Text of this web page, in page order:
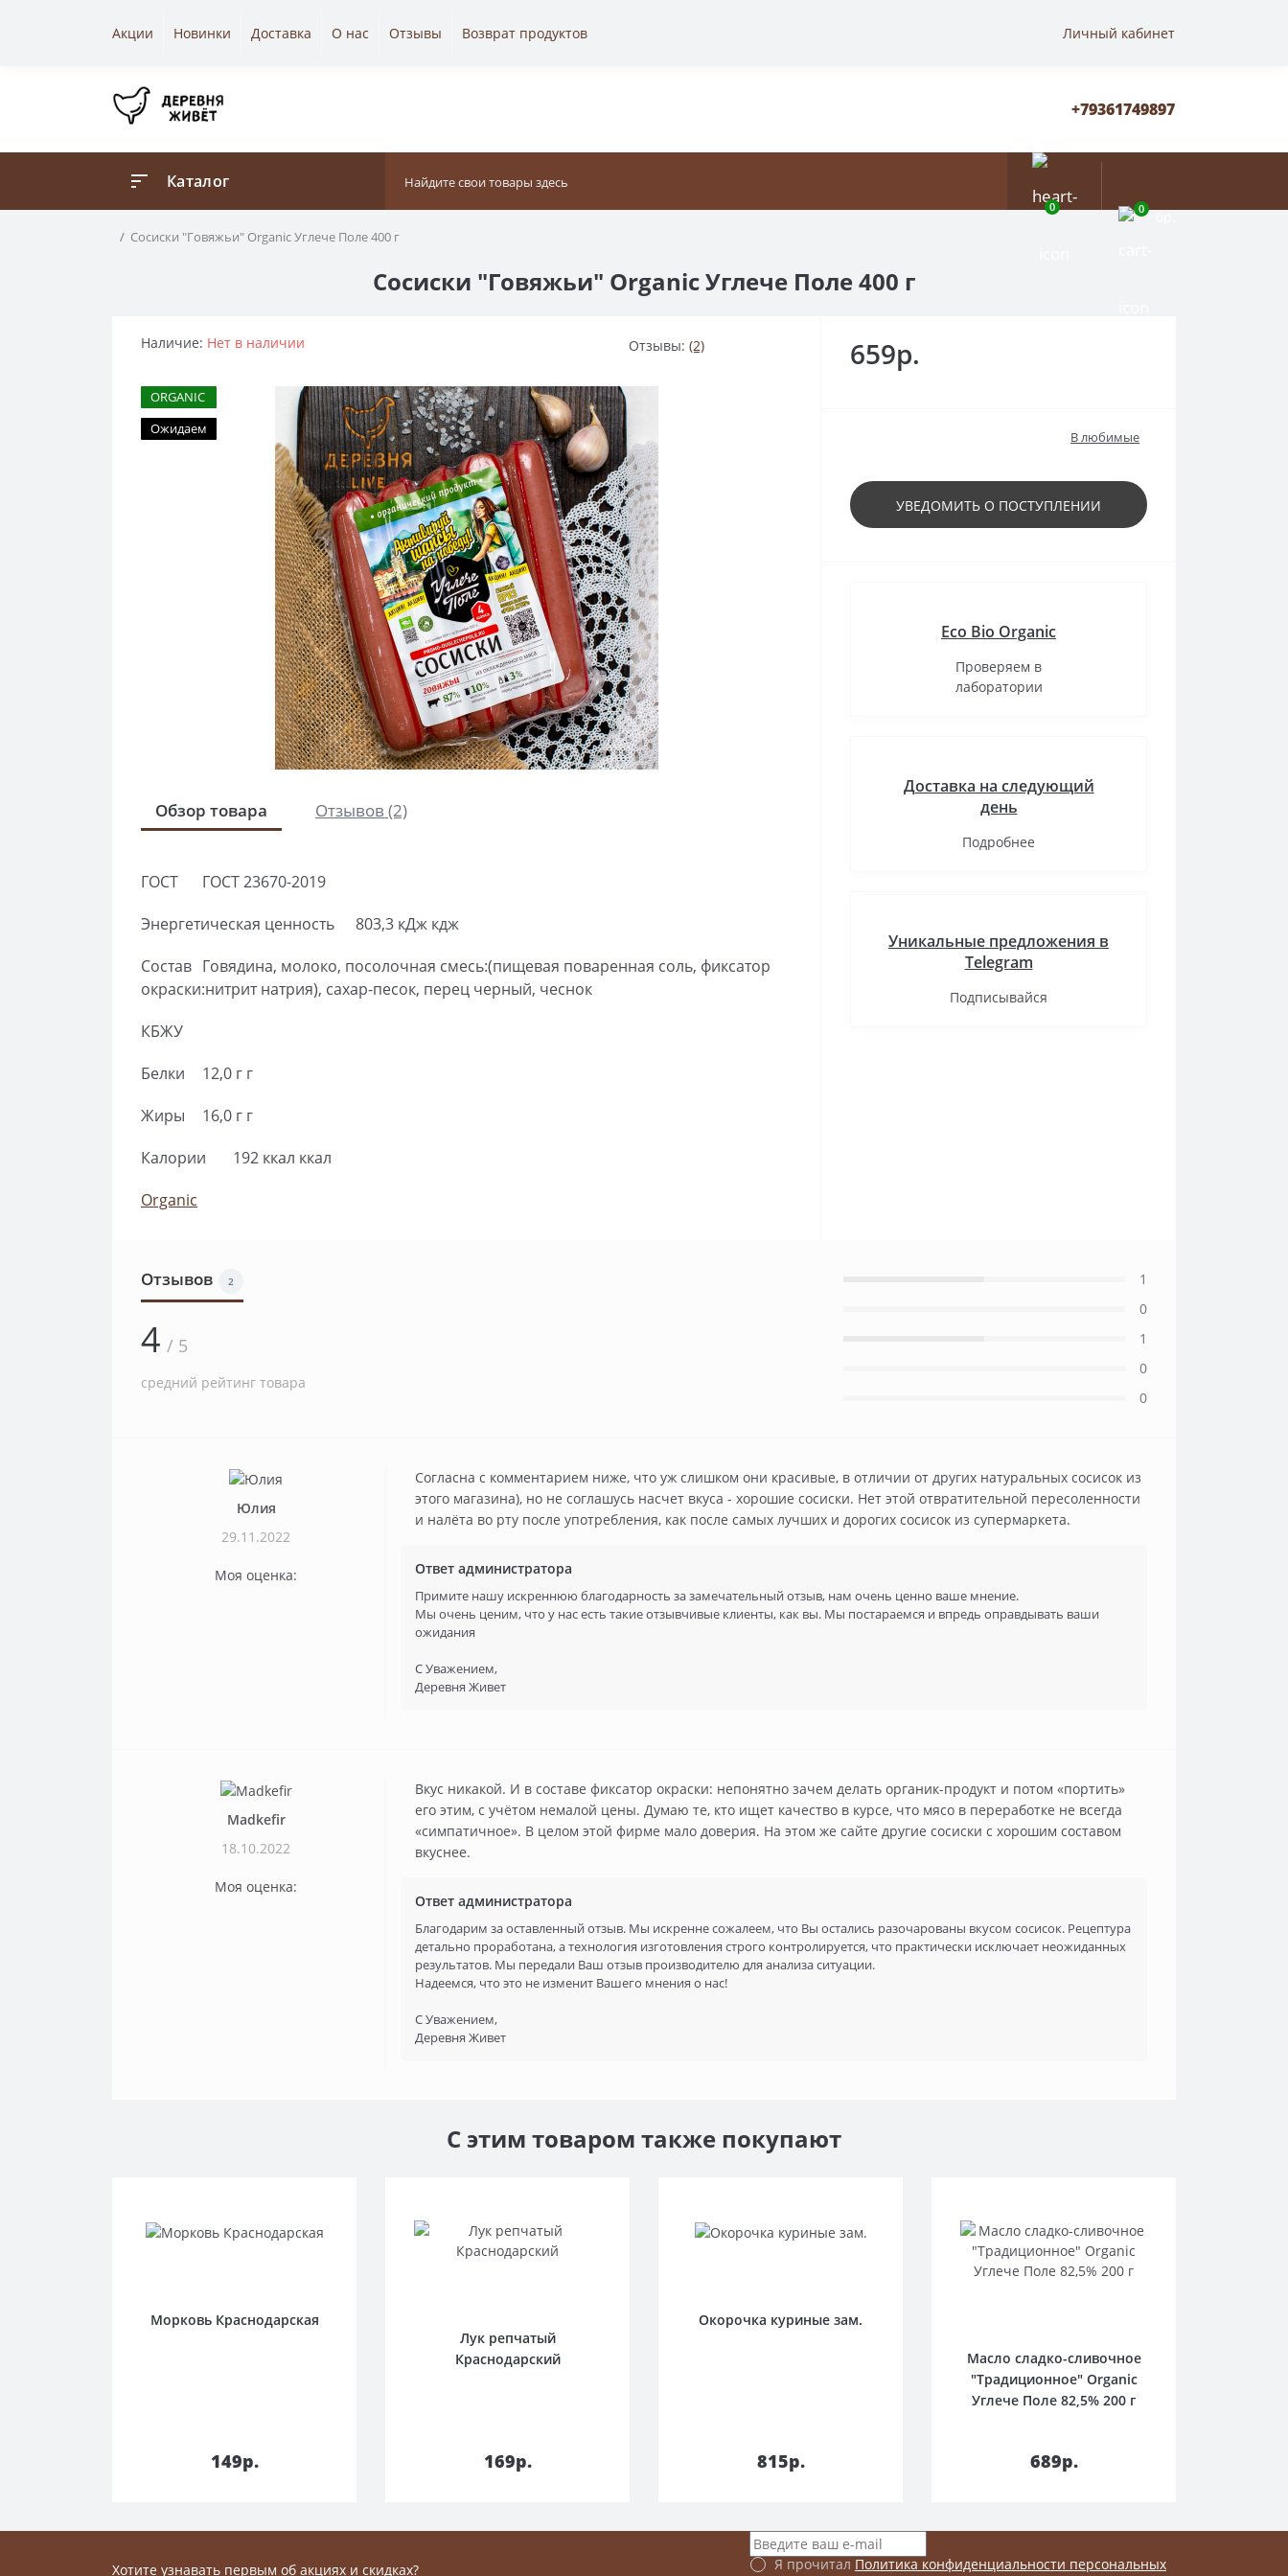
Акции Новинки Доставка О нас Отзывы Возврат продуктов Личный кабинет
+79361749897
Каталог
0 0
Сосиски "Говяжьи" Organic Углече Поле 400 г
Сосиски "Говяжьи" Organic Углече Поле 400 г
Наличие: Нет в наличии Отзывы: (2)
ORGANIC
Ожидаем
Обзор товара Отзывов (2)
ГОСТ
ГОСТ 23670-2019
Энергетическая ценность
803,3 кДж кдж
Состав Говядина, молоко, посолочная смесь:(пищевая поваренная соль, фиксатор
окраски:нитрит натрия), сахар-песок, перец черный, чеснок
КБЖУ
Белки
12,0 г г
Жиры
16,0 г г
Калории
192 ккал ккал
Organic
659р.
В любимые
УВЕДОМИТЬ О ПОСТУПЛЕНИИ
Eco Bio Organic
Проверяем в
лаборатории
Доставка на следующий
день
Подробнее
Уникальные предложения в
Telegram
Подписывайся
Отзывов 2
4 / 5
средний рейтинг товара
1
0
1
0
0
Юлия
29.11.2022
Моя оценка:
Согласна с комментарием ниже, что уж слишком они красивые, в отличии от других натуральных сосисок из
этого магазина), но не соглашусь насчет вкуса - хорошие сосиски. Нет этой отвратительной пересоленности
и налёта во рту после употребления, как после самых лучших и дорогих сосисок из супермаркета.
Ответ администратора
Примите нашу искреннюю благодарность за замечательный отзыв, нам очень ценно ваше мнение.
Мы очень ценим, что у нас есть такие отзывчивые клиенты, как вы. Мы постараемся и впредь оправдывать ваши
ожидания
С Уважением,
Деревня Живет
Madkefir
18.10.2022
Моя оценка:
Вкус никакой. И в составе фиксатор окраски: непонятно зачем делать органик-продукт и потом «портить»
его этим, с учётом немалой цены. Думаю те, кто ищет качество в курсе, что мясо в переработке не всегда
«симпатичное». В целом этой фирме мало доверия. На этом же сайте другие сосиски с хорошим составом
вкуснее.
Ответ администратора
Благодарим за оставленный отзыв. Мы искренне сожалеем, что Вы остались разочарованы вкусом сосисок. Рецептура
детально проработана, а технология изготовления строго контролируется, что практически исключает неожиданных
результатов. Мы передали Ваш отзыв производителю для анализа ситуации.
Надеемся, что это не изменит Вашего мнения о нас!
С Уважением,
Деревня Живет
С этим товаром также покупают
Морковь Краснодарская
149р.
Лук репчатый
Краснодарский
169р.
Окорочка куриные зам.
815р.
Масло сладко-сливочное
"Традиционное" Organic
Углече Поле 82,5% 200 г
689р.
Хотите узнавать первым об акциях и скидках? Я прочитал Политика конфиденциальности персональных